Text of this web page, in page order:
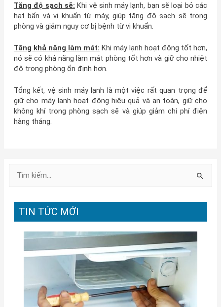
Tăng độ sạch sẽ: Khi vệ sinh máy lạnh, bạn sẽ loại bỏ các
hạt bẩn và vi khuẩn từ máy, giúp tăng độ sạch sẽ trong
phòng và giảm nguy cơ bị bệnh từ vi khuẩn.
Tăng khả năng làm mát: Khi máy lạnh hoạt động tốt hơn,
nó sẽ có khả năng làm mát phòng tốt hơn và giữ cho nhiệt
độ trong phòng ổn định hơn.
Tổng kết, vệ sinh máy lạnh là một việc rất quan trọng để
giữ cho máy lạnh hoạt động hiệu quả và an toàn, giữ cho
không khí trong phòng sạch sẽ và giúp giảm chi phí điện
hàng tháng.
TIN TỨC MỚI